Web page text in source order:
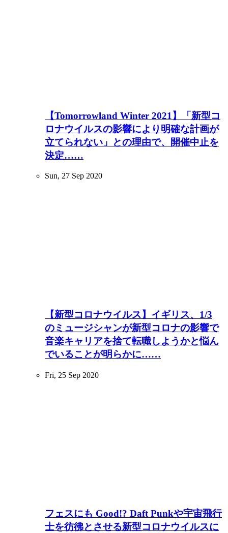
【Tomorrowland Winter 2021】「新型コ
ロナウイルスの影響により明確な計画が
立てられない」との理由で、開催中止を
決定……
Sun, 27 Sep 2020
【新型コロナウイルス】イギリス、1/3
のミュージシャンが新型コロナの影響で
音楽キャリアを捨て転職しようかと悩ん
でいることが明らかに……
Fri, 25 Sep 2020
フェスにも Good!? Daft Punkや宇宙飛行
士を彷彿とさせる新型コロナウイルスに